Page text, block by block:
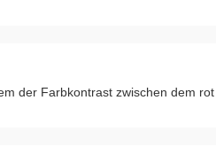
der Farbkontrast zwischen dem